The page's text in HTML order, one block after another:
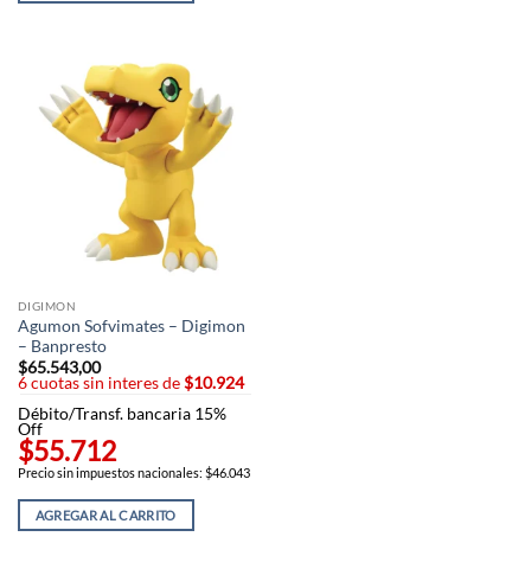
DIGIMON
Agumon Sofvimates – Digimon
– Banpresto
$65.543,00
6 cuotas sin interes de$10.924
Débito/Transf. bancaria 15%
Off
$55.712
Precio sin impuestos nacionales: $46.043
AGREGAR AL CARRITO